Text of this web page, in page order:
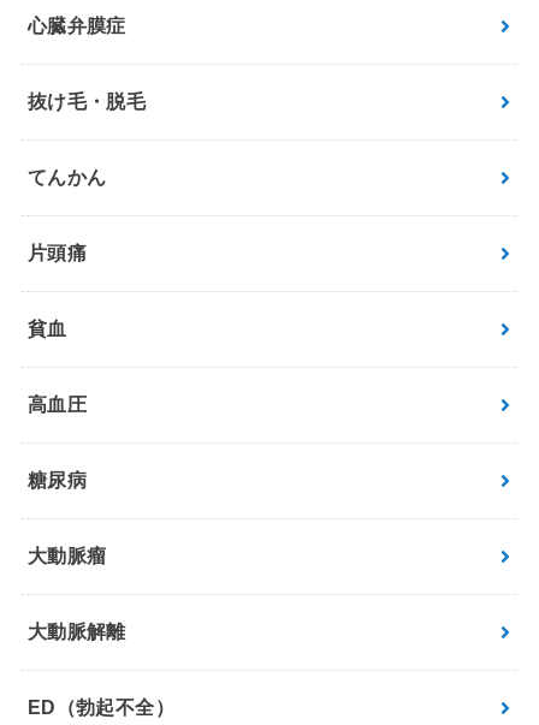
心臓弁膜症
抜け毛・脱毛
てんかん
片頭痛
貧血
高血圧
糖尿病
大動脈瘤
大動脈解離
ED（勃起不全）